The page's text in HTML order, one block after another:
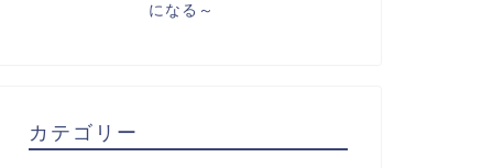
になる～
カテゴリー